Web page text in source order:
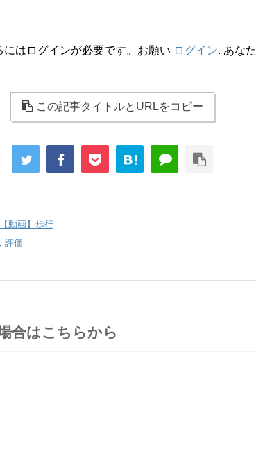
はログインが必要です。お願い ログイン. あな
この記事タイトルとURLをコピー
【動画】歩行
, 評価
合はこちらから